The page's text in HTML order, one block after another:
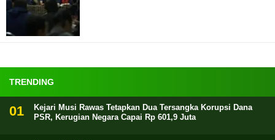
TRENDING
Kejari Musi Rawas Tetapkan Dua Tersangka Korupsi Dana
PSR, Kerugian Negara Capai Rp 601,9 Juta